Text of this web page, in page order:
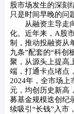
股市场发生的深刻
只是时间早晚的问
从融资主导走
化。近年来，A股
制，推动投融资从
九条”配套的“科创
聚，从源头上提高
端，打通卡点堵点
2024年，全市场上
元，均创历史新高
募基金规模迭创纪
续吸引“长钱”入市